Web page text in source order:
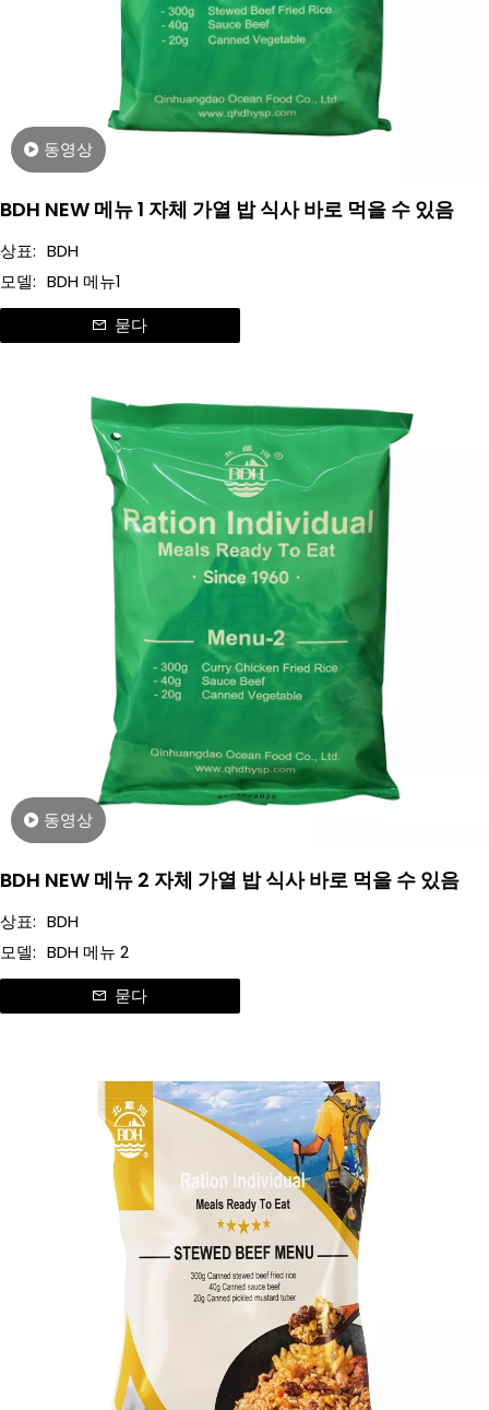
동영상
BDH NEW 메뉴 1 자체 가열 밥 식사 바로 먹을 수 있음
상표: BDH
모델: BDH 메뉴1
묻다
동영상
BDH NEW 메뉴 2 자체 가열 밥 식사 바로 먹을 수 있음
상표: BDH
모델: BDH 메뉴 2
묻다